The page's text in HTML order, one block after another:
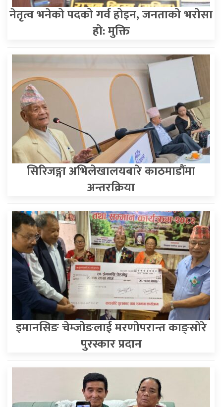
नेतृत्व भनेको पदको गर्व होइन, जनताको भरोसा
हो: मुक्ति
सिरिजङ्गा अभिलेखालयबारे काठमाडौंमा
अन्तरक्रिया
इमानसिङ चेम्जोङलाई मरणाेपरान्त काङ्साेरे
पुरस्कार प्रदान